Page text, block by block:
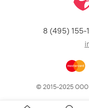
8 (495) 155-
© 2015-2025